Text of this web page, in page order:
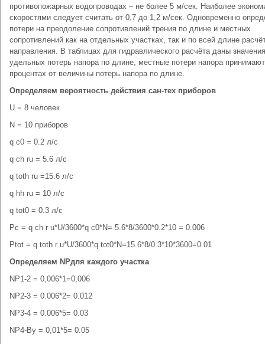
противопожарных водопроводах – не более 5 м/сек. Наиболее
скоростями следует считать от 0,7 до 1,2 м/сек. Одновременно
потери на преодоление сопротивлений трения по длине и местных
сопротивлений как на отдельных участках, так и по всей длине
направления. В таблицах для гидравлического расчёта даны значения
удельных потерь напора по длине, местные потери напора
процентах от величины потерь напора по длине.
Определяем вероятность действия сан-тех приборов
U = 8 человек
N = 10 приборов
q c0 = 0.2 л/с
q ch ru = 5.6 л/с
q toth ru =15.6 л/с
q hh ru = 10 л/с
q tot0 = 0.3 л/с
Pc = q ch r u*U/3600*q c0*N= 5.6*8/3600*0.2*10 = 0.006
Ptot = q toth r u*U/3600*q tot0*N=15.6*8/0.3*10*3600=0.01
Определяем NPдля каждого участка
NP1-2 = 0,006*1=0,006
NP2-3 = 0.006*2= 0.012
NP3-4 = 0.006*5= 0.03
NP4-Ву = 0,01*5= 0.05